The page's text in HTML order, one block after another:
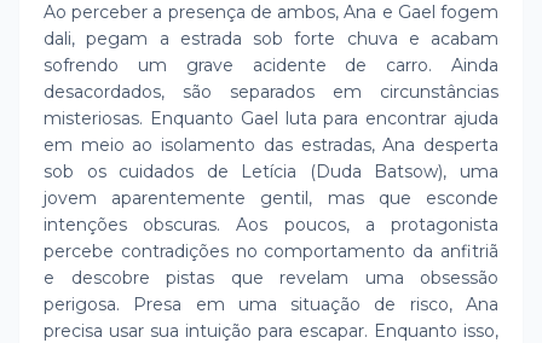
Ao perceber a presença de ambos, Ana e Gael fogem
dali, pegam a estrada sob forte chuva e acabam
sofrendo um grave acidente de carro. Ainda
desacordados, são separados em circunstâncias
misteriosas. Enquanto Gael luta para encontrar ajuda
em meio ao isolamento das estradas, Ana desperta
sob os cuidados de Letícia (Duda Batsow), uma
jovem aparentemente gentil, mas que esconde
intenções obscuras. Aos poucos, a protagonista
percebe contradições no comportamento da anfitriã
e descobre pistas que revelam uma obsessão
perigosa. Presa em uma situação de risco, Ana
precisa usar sua intuição para escapar. Enquanto isso,